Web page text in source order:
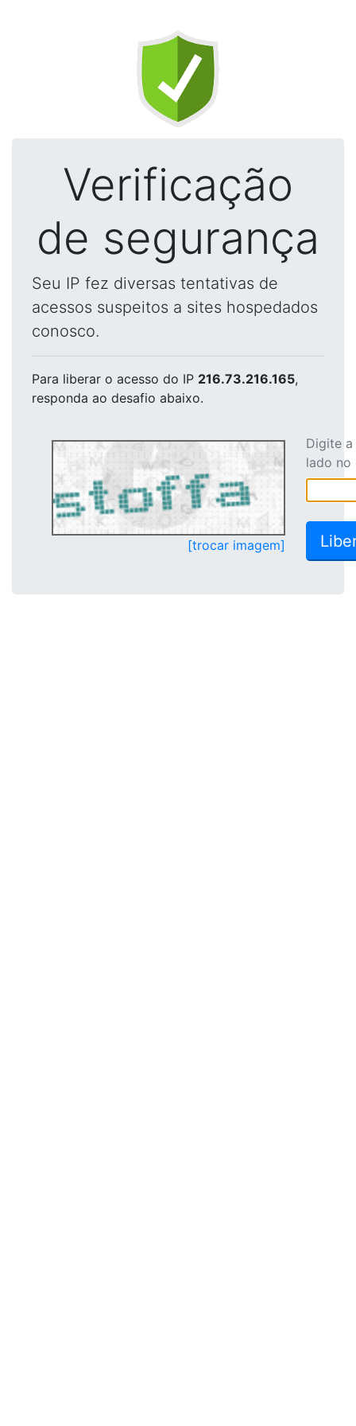
Verificação
de segurança
Seu IP fez diversas tentativas de
acessos suspeitos a sites hospedados
conosco.
Para liberar o acesso do IP 216.73.216.165,
responda ao desafio abaixo.
[trocar imagem]
Digite
lado no